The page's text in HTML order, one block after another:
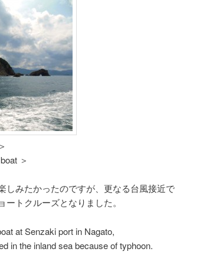
＞
しみたかったのですが、更なる台風接近で
トクルーズとなりました。
at Senzaki port in Nagato,
in the inland sea because of typhoon.